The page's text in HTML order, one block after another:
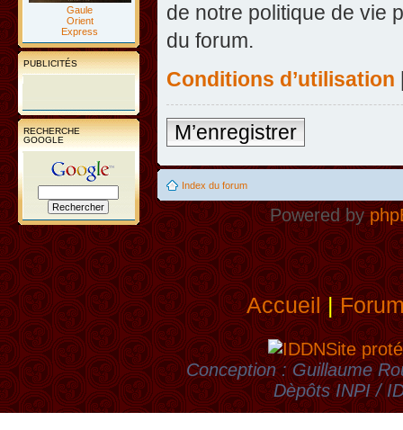
Gaule
Orient
Express
PUBLICITÉS
RECHERCHE
GOOGLE
de notre politique de vie
du forum.
Conditions d’utilisation
M’enregistrer
Index du forum
Powered by
Accueil|
Site
Conception : Guillaume
Dèpôts INPI /